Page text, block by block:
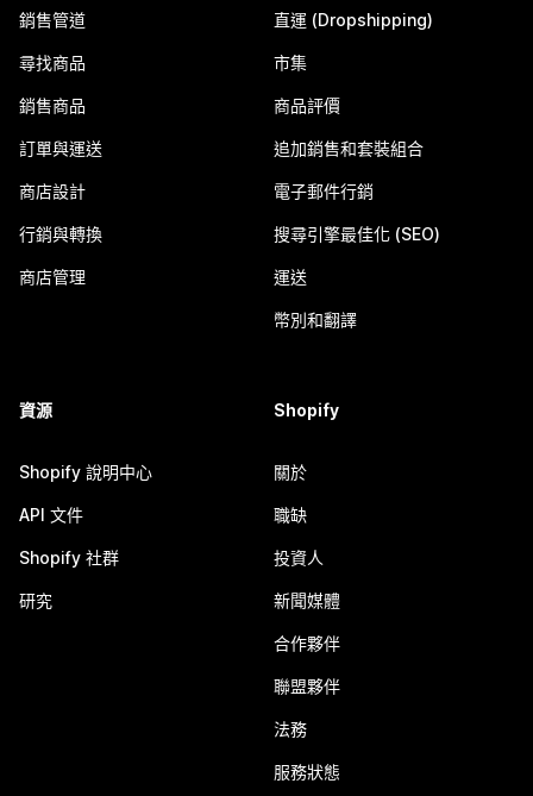
銷售管道
尋找商品
銷售商品
訂單與運送
商店設計
行銷與轉換
商店管理
直運 (Dropshipping)
市集
商品評價
追加銷售和套裝組合
電子郵件行銷
搜尋引擎最佳化 (SEO)
運送
幣別和翻譯
資源
Shopify 說明中心
API 文件
Shopify 社群
研究
Shopify
關於
職缺
投資人
新聞媒體
合作夥伴
聯盟夥伴
法務
服務狀態